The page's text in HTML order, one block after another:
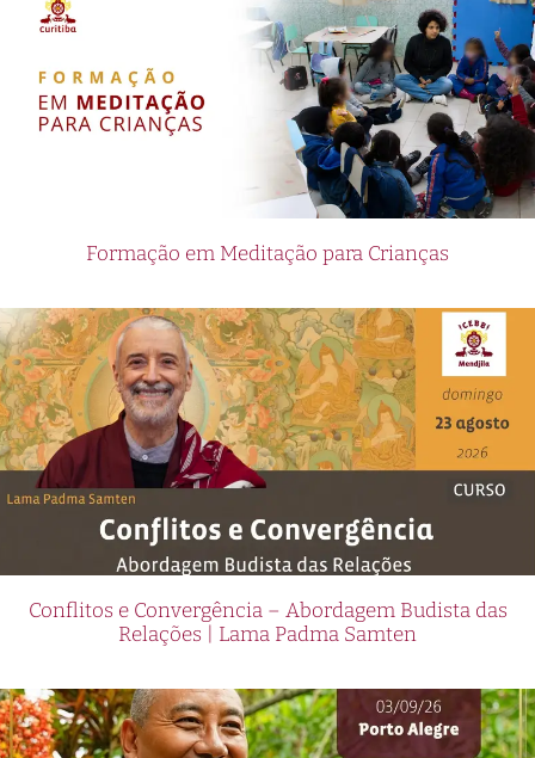
Formação em Meditação para Crianças
Conflitos e Convergência – Abordagem Budista das
Relações | Lama Padma Samten